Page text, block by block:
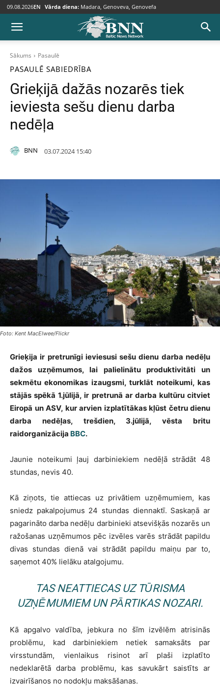
09.08.2026EN Vārda diena: Madara, Genoveva, Genovefa
Sākums Pasaulē
PASAULĒ SABIEDRĪBA
Grieķijā dažās nozarēs tiek
ieviesta sešu dienu darba
nedēļa
BNN 03.07.2024 15:40
Foto: Kent MacElwee/Flickr
Grieķija ir pretrunīgi ieviesusi sešu dienu darba nedēļu
dažos uzņēmumos, lai palielinātu produktivitāti un
sekmētu ekonomikas izaugsmi, turklāt noteikumi, kas
stājās spēkā 1.jūlijā, ir pretrunā ar darba kultūru citviet
Eiropā un ASV, kur arvien izplatītākas kļūst četru dienu
darba nedēļas, trešdien, 3.jūlijā, vēsta britu
raidorganizācija BBC.
Jaunie noteikumi ļauj darbiniekiem nedēļā strādāt 48
stundas, nevis 40.
Kā ziņots, tie attiecas uz privātiem uzņēmumiem, kas
sniedz pakalpojumus 24 stundas diennaktī. Saskaņā ar
pagarināto darba nedēļu darbinieki atsevišķās nozarēs un
ražošanas uzņēmumos pēc izvēles varēs strādāt papildu
divas stundas dienā vai strādāt papildu maiņu par to,
saņemot 40% lielāku atalgojumu.
TAS NEATTIECAS UZ TŪRISMA
UZŅĒMUMIEM UN PĀRTIKAS NOZARI.
Kā apgalvo valdība, jebkura no šīm izvēlēm atrisinās
problēmu, kad darbiniekiem netiek samaksāts par
virsstundām, vienlaikus risinot arī plaši izplatīto
nedeklarētā darba problēmu, kas savukārt saistīts ar
izvairīšanos no nodokļu maksāšanas.